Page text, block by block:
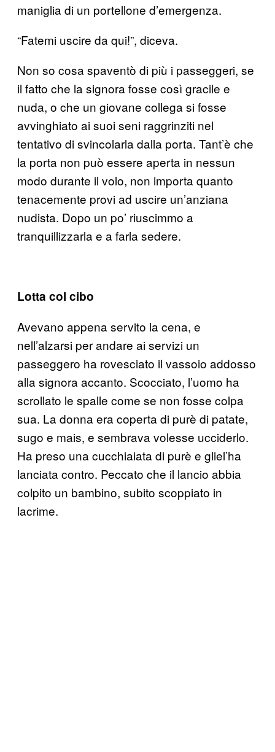
maniglia di un portellone d’emergenza.
“Fatemi uscire da qui!”, diceva.
Non so cosa spaventò di più i passeggeri, se
il fatto che la signora fosse così gracile e
nuda, o che un giovane collega si fosse
avvinghiato ai suoi seni raggrinziti nel
tentativo di svincolarla dalla porta. Tant’è che
la porta non può essere aperta in nessun
modo durante il volo, non importa quanto
tenacemente provi ad uscire un’anziana
nudista. Dopo un po’ riuscimmo a
tranquillizzarla e a farla sedere.
Lotta col cibo
Avevano appena servito la cena, e
nell’alzarsi per andare ai servizi un
passeggero ha rovesciato il vassoio addosso
alla signora accanto. Scocciato, l’uomo ha
scrollato le spalle come se non fosse colpa
sua. La donna era coperta di purè di patate,
sugo e mais, e sembrava volesse ucciderlo.
Ha preso una cucchiaiata di purè e gliel’ha
lanciata contro. Peccato che il lancio abbia
colpito un bambino, subito scoppiato in
lacrime.